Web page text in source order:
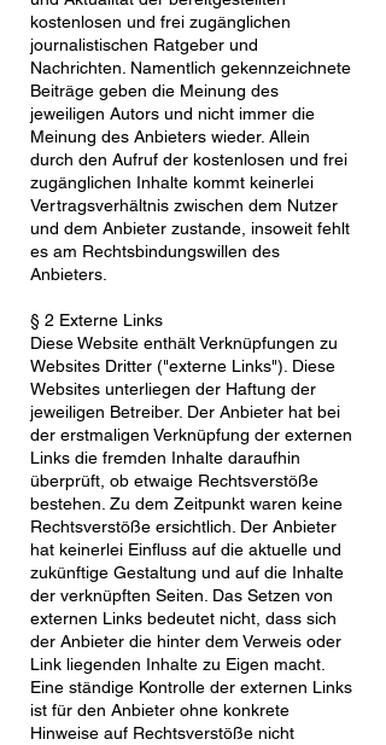
kostenlosen und frei zugänglichen
journalistischen Ratgeber und
Nachrichten. Namentlich gekennzeichnete
Beiträge geben die Meinung des
jeweiligen Autors und nicht immer die
Meinung des Anbieters wieder. Allein
durch den Aufruf der kostenlosen und frei
zugänglichen Inhalte kommt keinerlei
Vertragsverhältnis zwischen dem Nutzer
und dem Anbieter zustande, insoweit fehlt
es am Rechtsbindungswillen des
Anbieters.
§ 2 Externe Links
Diese Website enthält Verknüpfungen zu
Websites Dritter ("externe Links"). Diese
Websites unterliegen der Haftung der
jeweiligen Betreiber. Der Anbieter hat bei
der erstmaligen Verknüpfung der externen
Links die fremden Inhalte daraufhin
überprüft, ob etwaige Rechtsverstöße
bestehen. Zu dem Zeitpunkt waren keine
Rechtsverstöße ersichtlich. Der Anbieter
hat keinerlei Einfluss auf die aktuelle und
zukünftige Gestaltung und auf die Inhalte
der verknüpften Seiten. Das Setzen von
externen Links bedeutet nicht, dass sich
der Anbieter die hinter dem Verweis oder
Link liegenden Inhalte zu Eigen macht.
Eine ständige Kontrolle der externen Links
ist für den Anbieter ohne konkrete
Hinweise auf Rechtsverstöße nicht